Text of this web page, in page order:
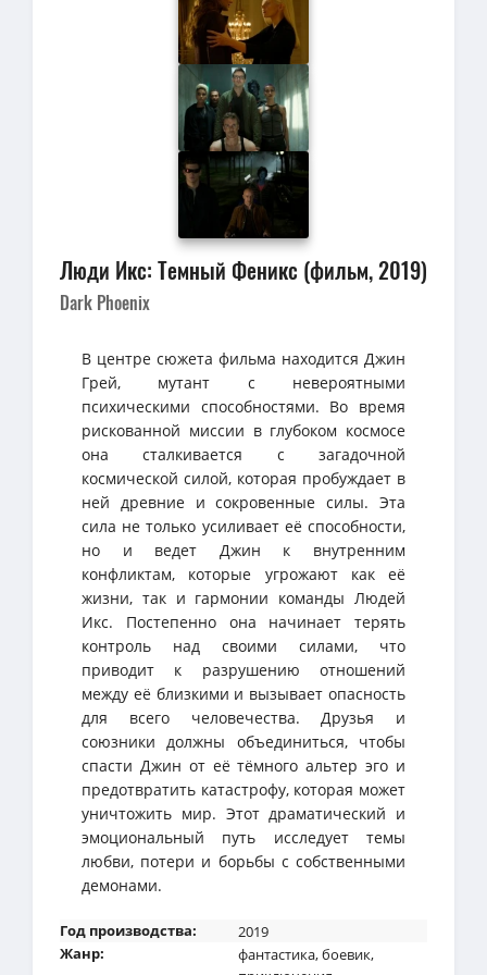
Люди Икс: Темный Феникс (фильм, 2019)
Dark Phoenix
В центре сюжета фильма находится Джин
Грей, мутант с невероятными
психическими способностями. Во время
рискованной миссии в глубоком космосе
она сталкивается с загадочной
космической силой, которая пробуждает в
ней древние и сокровенные силы. Эта
сила не только усиливает её способности,
но и ведет Джин к внутренним
конфликтам, которые угрожают как её
жизни, так и гармонии команды Людей
Икс. Постепенно она начинает терять
контроль над своими силами, что
приводит к разрушению отношений
между её близкими и вызывает опасность
для всего человечества. Друзья и
союзники должны объединиться, чтобы
спасти Джин от её тёмного альтер эго и
предотвратить катастрофу, которая может
уничтожить мир. Этот драматический и
эмоциональный путь исследует темы
любви, потери и борьбы с собственными
демонами.
Год производства:
2019
Жанр:
фантастика,боевик,